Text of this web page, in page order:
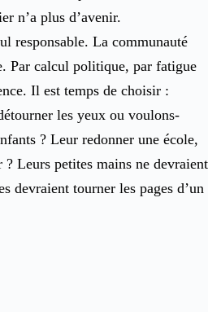
n’a plus d’avenir.
responsable. La communauté
Par calcul politique, par fatigue
Il est temps de choisir :
les yeux ou voulons-
? Leur redonner une école,
Leurs petites mains ne devraient
devraient tourner les pages d’un